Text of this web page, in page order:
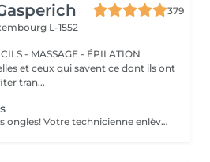
379
L-1552
- MASSAGE - ÉPILATION
et ceux qui savent ce dont ils ont
tran...
Nous prenons soin de vos ongles! Votre technicienne enlèvera délicatement les cellules mortes, façonnera et limera vos ongles, et polira la surface extérieure pour un fini lisse et naturel. Nos experts proposent des manucures à bords, hardware ou combinées, selon vos préférences. Comment se fait une manucure sans vernis? - la peau rugueuse est délicatement enlevée - la forme de la plaque de l'ongle est corrigée avec douceur - les cuticules et bords latéraux sont soigneusement traités - de l'huile nourrissante pour les cuticules et de la crème pour les mains sont appliquées pour nourrir et hydrater Limitations d'âge: recommandé à partir de 14 ans. Recommandations post-procédure: aucun soin particulier n'est nécessaire après cette procédure. Fréquence: une fois toutes les 3 semaines.